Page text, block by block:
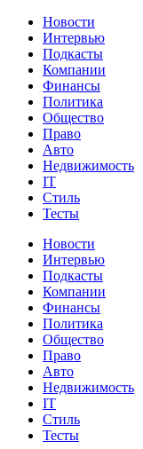
Новости
Интервью
Подкасты
Компании
Финансы
Политика
Общество
Право
Авто
Недвижимость
IT
Стиль
Тесты
Новости
Интервью
Подкасты
Компании
Финансы
Политика
Общество
Право
Авто
Недвижимость
IT
Стиль
Тесты